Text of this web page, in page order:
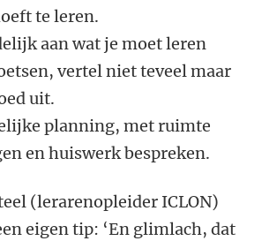
te leren.
aan wat je moet leren
vertel niet teveel maar
uit.
planning, met ruimte
en huiswerk bespreken.
(lerarenopleider ICLON)
eigen tip: ‘En glimlach, dat